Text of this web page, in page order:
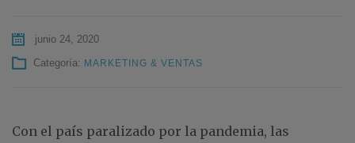
junio 24, 2020
Categoría: MARKETING & VENTAS
Con el país paralizado por la pandemia, las